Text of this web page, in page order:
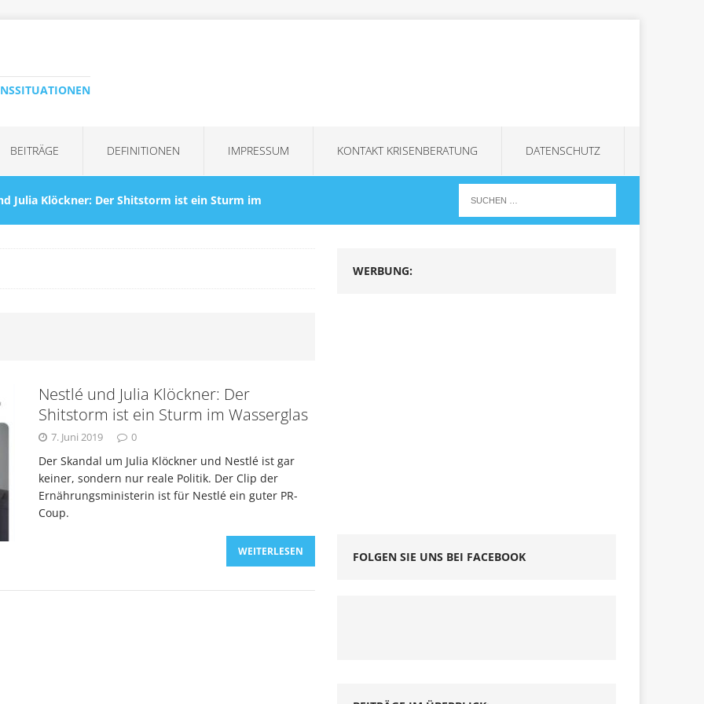
BEITRÄGE DEFINITIONEN IMPRESSUM KONTAKT KRISENBERATUNG DATENSCHUTZ
Julia Klöckner: Der Shitstorm ist ein Sturm im
aus dem neuen United-Fall für das
können KRISENMANAGEMENT
mit PR-Desaster: So behandelt man keine
KRISEN
Krisenkommunikation: Zusammenarbeit mit den
Nestlé und Julia Klöckner: Der
Shitstorm ist ein Sturm im Wasserglas
7. Juni 2019 0
Der Skandal um Julia Klöckner und Nestlé ist gar
keiner, sondern nur reale Politik. Der Clip der
Ernährungsministerin ist für Nestlé ein guter PR-
Coup.
WEITERLESEN
WERBUNG:
FOLGEN SIE UNS BEI FACEBOOK